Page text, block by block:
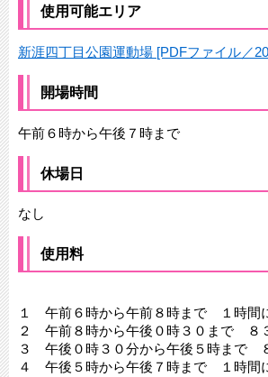
使用可能エリア
新涯四丁目公園運動場 [PDFファイル／
開場時間
午前６時から午後７時まで
休場日
なし
使用料
１ 午前６時から午前８時まで １時間
２ 午前８時から午後０時３０まで ８
３ 午後０時３０分から午後５時まで
４ 午後５時から午後７時まで １時間